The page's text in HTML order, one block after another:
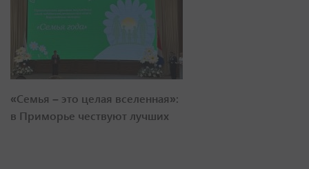
«Семья – это целая вселенная»:
в Приморье чествуют лучших